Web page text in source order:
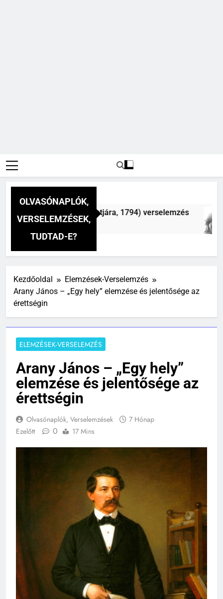
OLVASÓNAPLÓK,
VERSELEMZÉSEK,
TUDTAD-E?
nap a dél hév pontjára, 1794) verselemzés
Kezdőoldal
Elemzések-Verselemzés
Arany János – „Egy hely” elemzése és jelentősége az
érettségin
ELEMZÉSEK-VERSELEMZÉS
Arany János – „Egy hely”
elemzése és jelentősége az
érettségin
Olvasónaplók, Verselemzések
7 Hónap
Ezelőtt
0 17 Mins